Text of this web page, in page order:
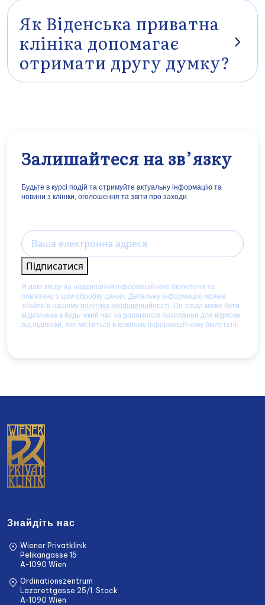
консультації.
Як Віденська приватна
клініка допомагає
отримати другу думку?
WPK пропонує структурований доступ до провідних фахівців з
понад 30 медичних спеціальностей. Завдяки міждисциплінарним
Залишайтеся на зв’язку
Будьте в курсі подій та отримуйте актуальну інформацію та
новини з клініки, оголошення та звіти про заходи.
Email
Підписатися
Я даю згоду на надсилання інформаційного бюлетеня та
пов’язану з цим обробку даних. Детальну інформацію можна
знайти в нашому політика конфіденційності . Ця згода може бути
відкликана в будь-який час за допомогою посилання для відмови
від підписки, яке міститься в кожному інформаційному бюлетені.
Знайдіть нас
Wiener Privatklinik
Pelikangasse 15
A-1090 Wien
Ordinationszentrum
Lazarettgasse 25/1. Stock
A-1090 Wien